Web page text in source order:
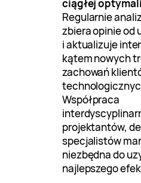
ciągłej
Regularnie
zbiera opinie od
i aktualizuje
kątem nowych
zachowań
Współpraca
projektantów,
specjalistów
niezbędna do
najlepszego